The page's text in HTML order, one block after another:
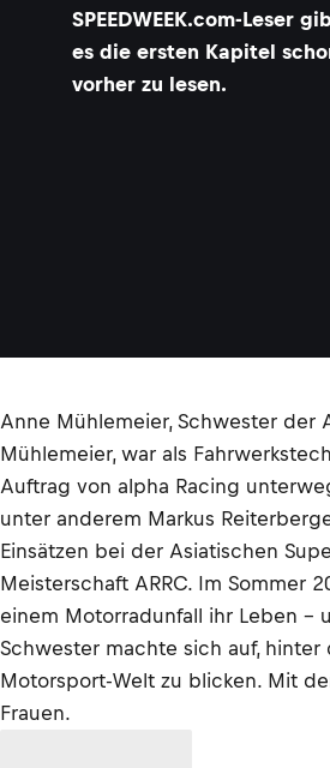
SPEEDWEEK.com-Leser
es die ersten Kapitel
vorher zu lesen.
Anne Mühlemeier, Schwester der
Mühlemeier, war als
Auftrag von alpha Racing
unter anderem Markus
Einsätzen bei der Asiatischen
Meisterschaft ARRC. Im Sommer
einem Motorradunfall ihr Leben –
Schwester machte sich auf, hinter
Motorsport-Welt zu blicken. Mit
Frauen.